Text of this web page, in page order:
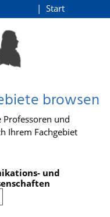
Start
browsen
Professoren und
Ihrem Fachgebiet
und